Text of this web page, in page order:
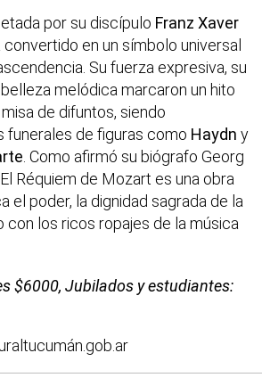
por su discípulo Franz Xaver
convertido en un símbolo universal
Su fuerza expresiva, su
melódica marcaron un hito
de difuntos, siendo
funerales de figuras como Haydn y
. Como afirmó su biógrafo Georg
Réquiem de Mozart es una obra
el poder, la dignidad sagrada de la
con los ricos ropajes de la música
$6000, Jubilados y estudiantes: